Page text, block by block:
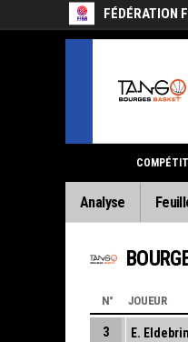
FÉDÉRATION
Analyse
N° JOUEUR
3 E.